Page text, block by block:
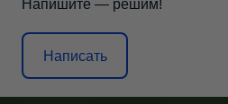
Напишите — решим!
Написать